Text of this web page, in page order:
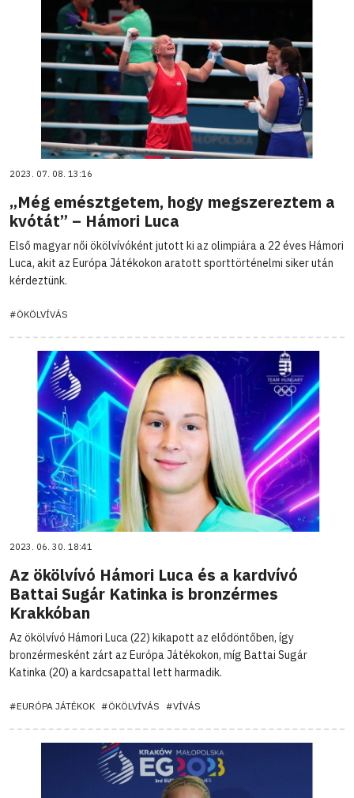
2023. 07. 08. 13:16
„Még emésztgetem, hogy megszereztem a
kvótát” – Hámori Luca
Első magyar női ökölvívóként jutott ki az olimpiára a 22 éves Hámori
Luca, akit az Európa Játékokon aratott sporttörténelmi siker után
kérdeztünk.
#ÖKÖLVÍVÁS
2023. 06. 30. 18:41
Az ökölvívó Hámori Luca és a kardvívó
Battai Sugár Katinka is bronzérmes
Krakkóban
Az ökölvívó Hámori Luca (22) kikapott az elődöntőben, így
bronzérmesként zárt az Európa Játékokon, míg Battai Sugár
Katinka (20) a kardcsapattal lett harmadik.
#EURÓPA JÁTÉKOK #ÖKÖLVÍVÁS #VÍVÁS